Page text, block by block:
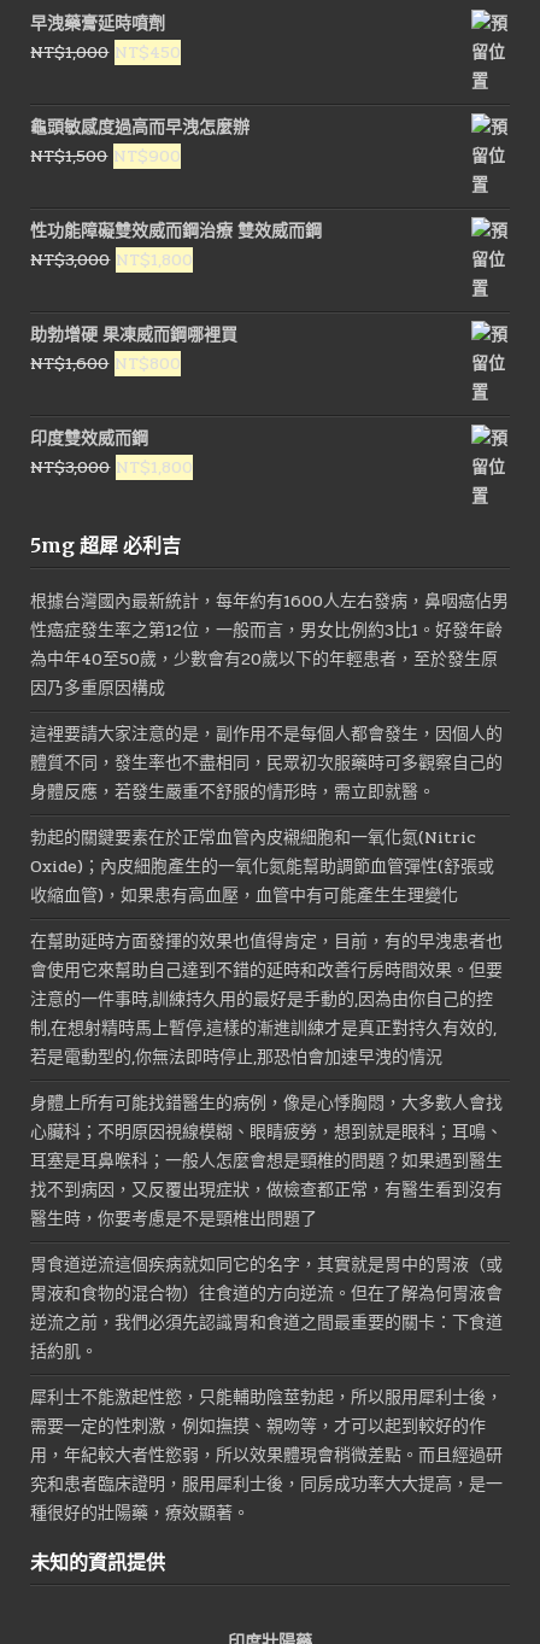
早洩藥膏延時噴劑
NT$1,000 原
價
格：
NT$1,000。
NT$450
價
格：
NT$450。
龜頭敏感度過高而早洩怎麼辦
NT$1,500 原
價
格：
NT$1,500。
NT$900
價
格：
NT$900。
性功能障礙雙效威而鋼治療 雙效威而鋼
NT$3,000 原
價
格：
NT$3,000。
NT$1,800
價
格：
助勃增硬 果凍威而鋼哪裡買
NT$1,600 原
價
格：
NT$1,600。
NT$800
價
格：
NT$800。
印度雙效威而鋼
NT$3,000 原
格：
NT$1,800
5mg 超犀 必利吉
根據台灣國內最新統計，每年約有1600人左右發病，鼻咽癌佔男
性癌症發生率之第12位，一般而言，男女比例約3比1。好發年齡
為中年40至50歲，少數會有20歲以下的年輕患者，至於發生原
因乃多重原因構成
這裡要請大家注意的是，副作用不是每個人都會發生，因個人的
體質不同，發生率也不盡相同，民眾初次服藥時可多觀察自己的
身體反應，若發生嚴重不舒服的情形時，需立即就醫。
勃起的關鍵要素在於正常血管內皮襯細胞和一氧化氮(Nitric
Oxide)；內皮細胞產生的一氧化氮能幫助調節血管彈性(舒張或
收縮血管)，如果患有高血壓，血管中有可能產生生理變化
在幫助延時方面發揮的效果也值得肯定，目前，有的早洩患者也
會使用它來幫助自己達到不錯的延時和改善行房時間效果。但要
注意的一件事時,訓練持久用的最好是手動的,因為由你自己的控
制,在想射精時馬上暫停,這樣的漸進訓練才是真正對持久有效的,
若是電動型的,你無法即時停止,那恐怕會加速早洩的情況
身體上所有可能找錯醫生的病例，像是心悸胸悶，大多數人會找
心臟科；不明原因視線模糊、眼睛疲勞，想到就是眼科；耳鳴、
耳塞是耳鼻喉科；一般人怎麼會想是頸椎的問題？如果遇到醫生
找不到病因，又反覆出現症狀，做檢查都正常，有醫生看到沒有
醫生時，你要考慮是不是頸椎出問題了
胃食道逆流這個疾病就如同它的名字，其實就是胃中的胃液（或
胃液和食物的混合物）往食道的方向逆流。但在了解為何胃液會
逆流之前，我們必須先認識胃和食道之間最重要的關卡：下食道
括約肌。
犀利士不能激起性慾，只能輔助陰莖勃起，所以服用犀利士後，
需要一定的性刺激，例如撫摸、親吻等，才可以起到較好的作
用，年紀較大者性慾弱，所以效果體現會稍微差點。而且經過研
究和患者臨床證明，服用犀利士後，同房成功率大大提高，是一
種很好的壯陽藥，療效顯著。
未知的資訊提供